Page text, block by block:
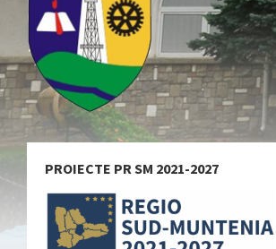
PROIECTE PR SM 2021-2027